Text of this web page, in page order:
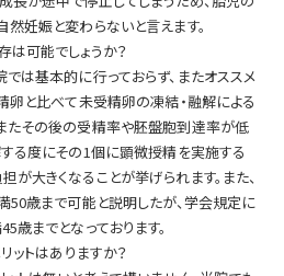
妊娠と変わらないと言えます。
可能でしょうか？
は基本的に行っておらず、またオススメ
卵と比べて未受精卵の凍結・融解による
たその後の受精率や胚盤胞到達率が低
る度にその1個に顕微授精を実施する
大きくなることが挙げられます。また、
50歳まで可能と説明したが、学会規定に
までとなっております。
トはありますか？